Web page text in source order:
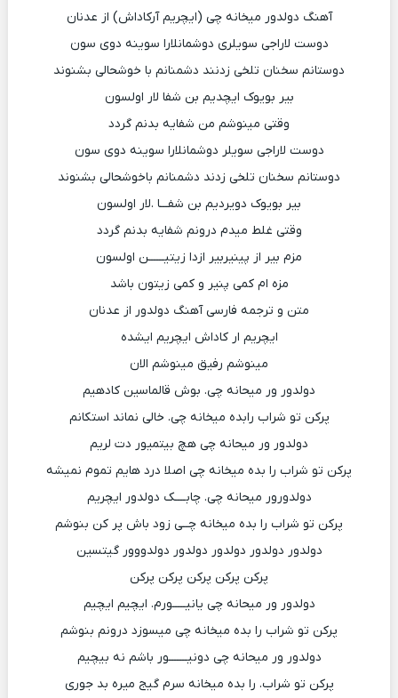
آهنگ دولدور میخانه چی (ایچریم آرکاداش) از عدنان
دوست لاراجی سویلری دوشمانلارا سوینه دوی سون
دوستانم سخنان تلخی زدنند دشمنانم با خوشحالی بشنوند
بیر بویوک ایچدیم بن شفا لار اولسون
وقتی مینوشم من شفایه بدنم گردد
دوست لاراجی سویلر دوشمانلارا سوینه دوی سون
دوستانم سخنان تلخی زدند دشمنانم باخوشحالی بشنوند
بیر بویوک دویردیم بن شفـــا .لار اولسون
وقتی غلط میدم درونم شفایه بدنم گردد
مزم بیر از پینیربیر ازدا زیتیــــــن اولسون
مزه ام کمی پنیر و کمی زیتون باشد
متن و ترجمه فارسی آهنگ دولدور از عدنان
ایچریم ار کاداش ایچریم ایشده
مینوشم رفیق مینوشم الان
دولدور ور میحانه چی. بوش قالماسین کادهیم
پرکن تو شراب رابده میخانه چی. خالی نماند استکانم
دولدور ور میحانه چی هچ بیتمیور دت لریم
پرکن تو شراب را بده میخانه چی اصلا درد هایم تموم نمیشه
دولدورور میحانه چی. چابــــک دولدور ایچریم
پرکن تو شراب را بده میخانه چــی زود باش پر کن بنوشم
دولدور دولدور دولدور دولدور دولدووور گیتسین
پرکن پرکن پرکن پرکن پرکن
دولدور ور میحانه چی یانیـــــورم. ایچیم ایچیم
پرکن تو شراب را بده میخانه چی میسوزد درونم بنوشم
دولدور ور میحانه چی دونیـــــــور باشم نه بیچیم
پرکن تو شراب. را بده میخانه سرم گیج میره بد جوری